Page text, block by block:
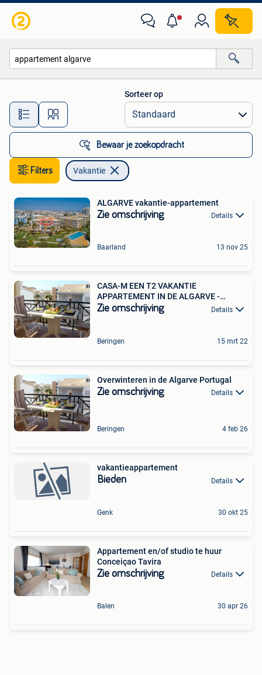
Alle afstanden…
Sorteer op
Bewaar je zoekopdracht
Filters Vakantie
ALGARVE vakantie-appartement
Zie omschrijving Details
Baarland 13 nov 25
CASA-M EEN T2 VAKANTIE
APPARTEMENT IN DE ALGARVE -
PORTUGAL,
Zie omschrijving Details
Beringen 15 mrt 22
Overwinteren in de Algarve Portugal
Zie omschrijving Details
Beringen 4 feb 26
vakantieappartement
Bieden Details
Genk 30 okt 25
Appartement en/of studio te huur
Conceiçao Tavira
Zie omschrijving Details
Balen 30 apr 26